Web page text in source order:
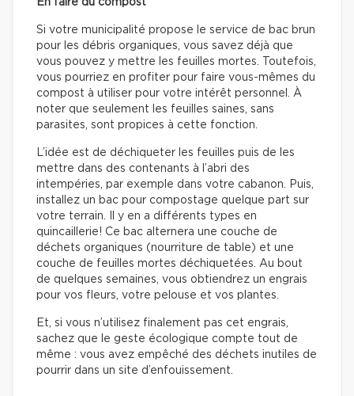
En faire du compost
Si votre municipalité propose le service de bac brun
pour les débris organiques, vous savez déjà que
vous pouvez y mettre les feuilles mortes. Toutefois,
vous pourriez en profiter pour faire vous-mêmes du
compost à utiliser pour votre intérêt personnel. À
noter que seulement les feuilles saines, sans
parasites, sont propices à cette fonction.
L’idée est de déchiqueter les feuilles puis de les
mettre dans des contenants à l’abri des
intempéries, par exemple dans votre cabanon. Puis,
installez un bac pour compostage quelque part sur
votre terrain. Il y en a différents types en
quincaillerie! Ce bac alternera une couche de
déchets organiques (nourriture de table) et une
couche de feuilles mortes déchiquetées. Au bout
de quelques semaines, vous obtiendrez un engrais
pour vos fleurs, votre pelouse et vos plantes.
Et, si vous n’utilisez finalement pas cet engrais,
sachez que le geste écologique compte tout de
même : vous avez empêché des déchets inutiles de
pourrir dans un site d’enfouissement.